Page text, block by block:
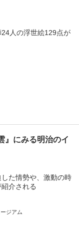
人の浮世絵129点が
』にみる明治のイ
た情勢や、激動の時
介される
ジアム